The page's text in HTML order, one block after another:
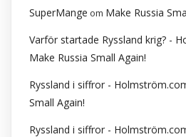
SuperMange om Make Russia
Varför startade Ryssland krig? -
Make Russia Small Again!
Ryssland i siffror -
Small Again!
Ryssland i siffror -